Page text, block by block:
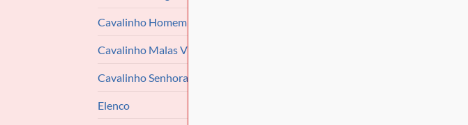
Cavalinho Homem
Cavalinho Malas Viagem
Cavalinho Senhora
Elenco